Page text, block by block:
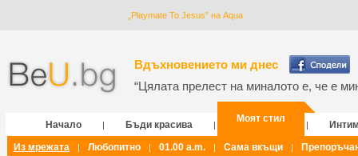
„Playmate To Jesus” на Aqua
Вдъхновението ми днес
“Цялата прелест на миналото е, че е
Начало | Бъди красива |
Моят стил
|
Из мрежата
| Любопитно | 01.00 a.m. | Сама вкъщи |